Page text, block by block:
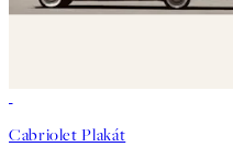
Cabriolet Plakát